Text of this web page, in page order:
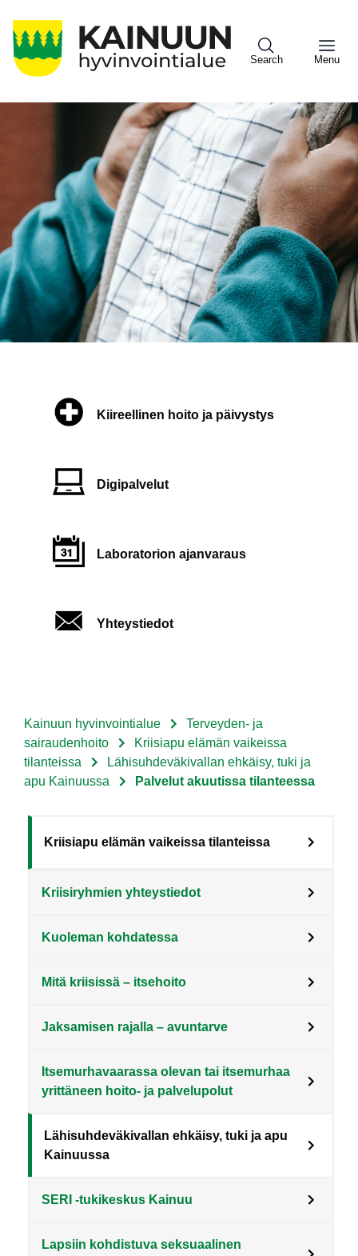
pääsisältöön
Search Menu
Asiakkaille
Kiireellinen hoito ja päivystys
Digipalvelut
Laboratorion ajanvaraus
Yhteystiedot
Murupolku
Kainuun hyvinvointialue
Terveyden- ja
sairaudenhoito
Kriisiapu elämän vaikeissa
tilanteissa
Lähisuhdeväkivallan ehkäisy, tuki ja
apu Kainuussa
Palvelut akuutissa tilanteessa
Sote
Menu
Asiakkaille
level
Kriisiapu elämän vaikeissa tilanteissa
Kriisiryhmien yhteystiedot
Kuoleman kohdatessa
Mitä kriisissä – itsehoito
Jaksamisen rajalla – avuntarve
Itsemurhavaarassa olevan tai itsemurhaa
yrittäneen hoito- ja palvelupolut
Lähisuhdeväkivallan ehkäisy, tuki ja apu
Kainuussa
SERI -tukikeskus Kainuu
Lapsiin kohdistuva seksuaalinen